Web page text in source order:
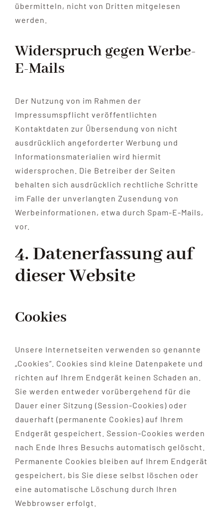
übermitteln, nicht von Dritten mitgelesen
werden.
Widerspruch gegen Werbe-
E-Mails
Der Nutzung von im Rahmen der
Impressumspflicht veröffentlichten
Kontaktdaten zur Übersendung von nicht
ausdrücklich angeforderter Werbung und
Informationsmaterialien wird hiermit
widersprochen. Die Betreiber der Seiten
behalten sich ausdrücklich rechtliche Schritte
im Falle der unverlangten Zusendung von
Werbeinformationen, etwa durch Spam-E-Mails,
vor.
4. Datenerfassung auf
dieser Website
Cookies
Unsere Internetseiten verwenden so genannte
„Cookies“. Cookies sind kleine Datenpakete und
richten auf Ihrem Endgerät keinen Schaden an.
Sie werden entweder vorübergehend für die
Dauer einer Sitzung (Session-Cookies) oder
dauerhaft (permanente Cookies) auf Ihrem
Endgerät gespeichert. Session-Cookies werden
nach Ende Ihres Besuchs automatisch gelöscht.
Permanente Cookies bleiben auf Ihrem Endgerät
gespeichert, bis Sie diese selbst löschen oder
eine automatische Löschung durch Ihren
Webbrowser erfolgt.